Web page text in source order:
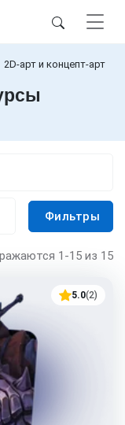
2D-арт и концепт-арт
Фильтры
1-15 из 15
5.0(2)